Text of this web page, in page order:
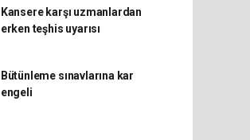
Kansere karşı uzmanlardan
erken teşhis uyarısı
Bütünleme sınavlarına kar
engeli